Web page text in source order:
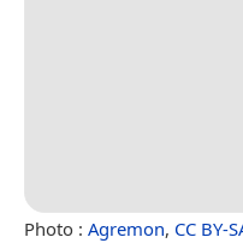
Photo : Agremon, CC BY-